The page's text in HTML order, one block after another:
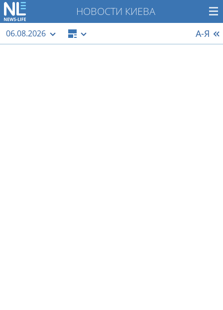
НОВОСТИ КИЕВА
06.08.2026 А-Я